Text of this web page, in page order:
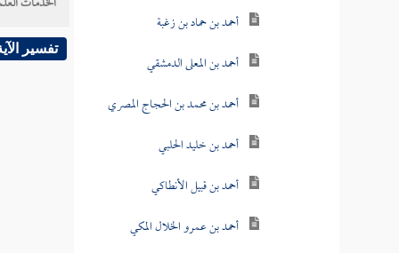
أحمد بن حماد بن زغبة
أحمد بن المعلى الدمشقي
أحمد بن محمد بن الحجاج المصري
أحمد بن خليد الحلبي
أحمد بن قبيل الأنطاكي
أحمد بن عمرو الخلال المكي
تفسير